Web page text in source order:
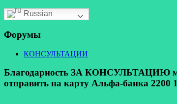
Russian
Форумы
КОНСУЛЬТАЦИИ
Благодарность ЗА КОНСУЛЬТАЦИЮ
отправить на карту Альфа-банка 2200